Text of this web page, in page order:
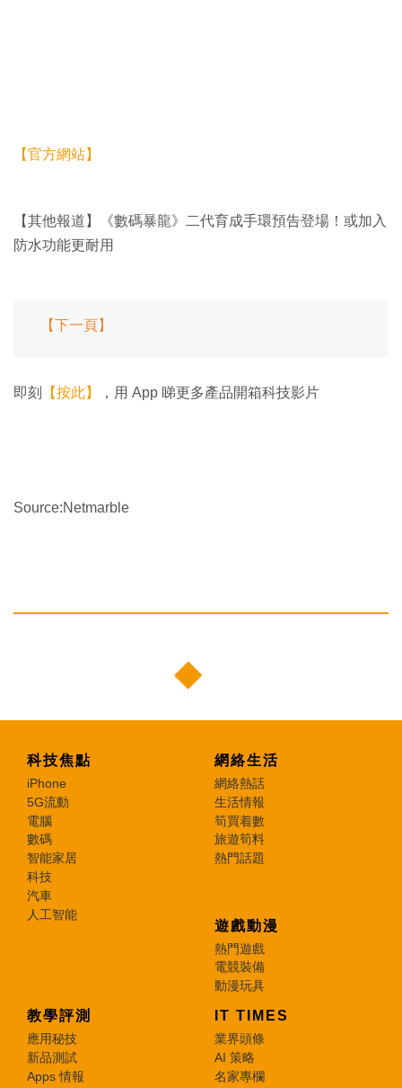
【官方網站】
【其他報道】《數碼暴龍》二代育成手環預告登場！或加入
防水功能更耐用
【下一頁】
即刻 【按此】 ，用 App 睇更多產品開箱科技影片
Source:Netmarble
科技焦點
iPhone
5G流動
電腦
數碼
智能家居
科技
汽車
人工智能
網絡生活
網絡熱話
生活情報
筍買着數
旅遊筍料
熱門話題
遊戲動漫
熱門遊戲
電競裝備
動漫玩具
教學評測
應用秘技
新品測試
Apps 情報
IT TIMES
業界頭條
AI 策略
名家專欄